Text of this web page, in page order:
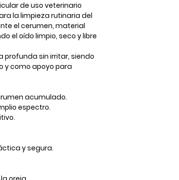
de uso veterinario
la limpieza rutinaria del
el cerumen, material
el oído limpio, seco y libre
profunda sin irritar, siendo
y como apoyo para
acumulado.
espectro.
y segura.